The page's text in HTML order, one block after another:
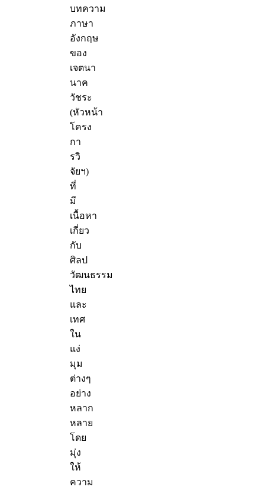
บทความ
ภาษา
อังกฤษ
ของ
เจตนา
นาค
วัชระ
(หัวหน้า
โครง
กา
รวิ
จัยฯ)
ที่
มี
เนื้อหา
เกี่ยว
กับ
ศิลป
วัฒนธรรม
ไทย
และ
เทศ
ใน
แง่
มุม
ต่างๆ
อย่าง
หลาก
หลาย
โดย
มุ่ง
ให้
ความ